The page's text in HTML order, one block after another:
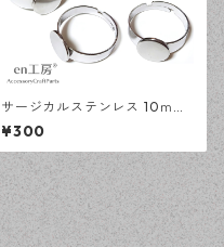
サージカルステンレス 10ｍｍ
平皿 フリーサイズ リング台 シ
ルバー 5個 アレルギー対応 ア
クセサリーパーツ ハンドメイ
ド資材 【en工房】
¥300